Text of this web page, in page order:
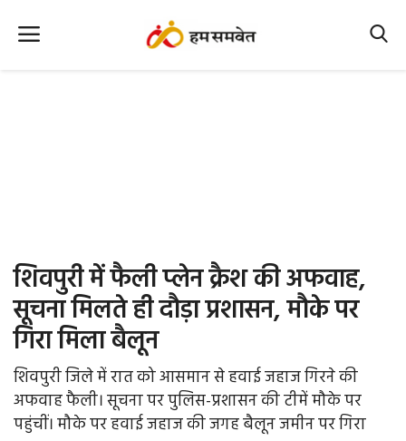
Office Office
Political Gossips
Farm & Food
Opinion
शिवपुरी में फैली प्लेन क्रैश की अफवाह,
सूचना मिलते ही दौड़ा प्रशासन, मौके पर
गिरा मिला बैलून
शिवपुरी जिले में रात को आसमान से हवाई जहाज गिरने की
अफवाह फैली। सूचना पर पुलिस-प्रशासन की टीमें मौके पर
पहुंचीं। मौके पर हवाई जहाज की जगह बैलून जमीन पर गिरा